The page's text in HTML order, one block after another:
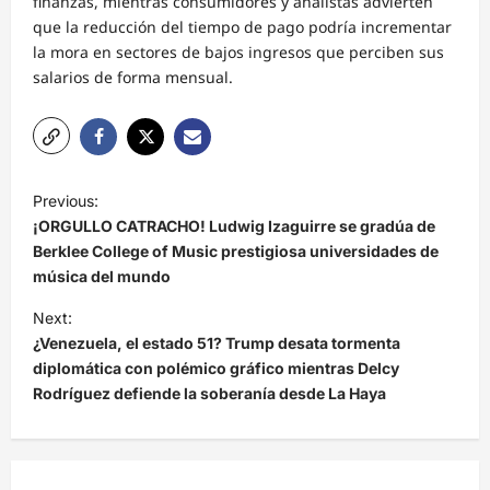
que la reducción del tiempo de pago podría incrementar
la mora en sectores de bajos ingresos que perciben sus
salarios de forma mensual.
a
v
e
g
a
c
Previous:
¡ORGULLO CATRACHO! Ludwig Izaguirre se gradúa de
Berklee College of Music prestigiosa universidades de
música del mundo
Next:
¿Venezuela, el estado 51? Trump desata tormenta
diplomática con polémico gráfico mientras Delcy
Rodríguez defiende la soberanía desde La Haya